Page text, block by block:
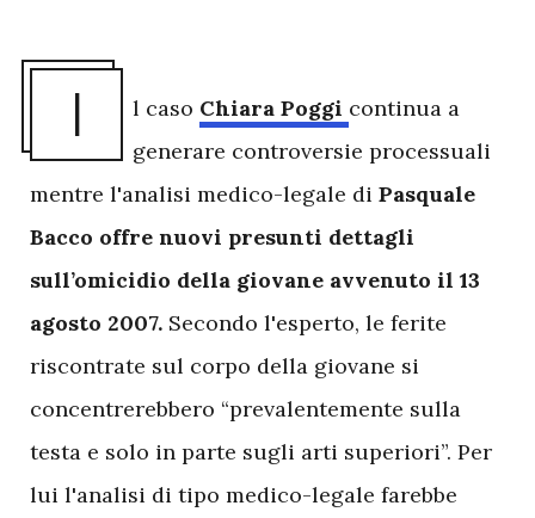
I l caso Chiara Poggi continua a
generare controversie processuali
mentre l'analisi medico-legale di Pasquale
Bacco offre nuovi presunti dettagli
sull’omicidio della giovane avvenuto il 13
agosto 2007. Secondo l'esperto, le ferite
riscontrate sul corpo della giovane si
concentrerebbero “prevalentemente sulla
testa e solo in parte sugli arti superiori”. Per
lui l'analisi di tipo medico-legale farebbe